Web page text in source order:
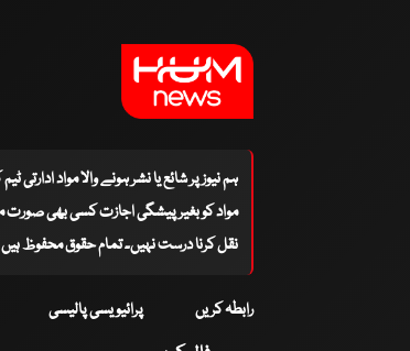
ہم نیوز پر شائع یا نشر ہونے والا مواد
مواد کو بغیر پیشگی اجازت کسی بھی صورت
نقل کرنا درست نہیں۔ تمام حقوق محفوظ ہیں ©
رابطہ کریں پرائیویسی پالیسی